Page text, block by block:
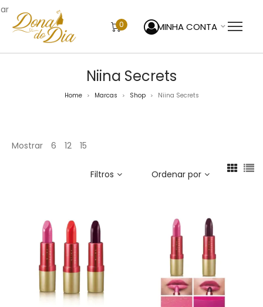
0 MINHA CONTA
Niina Secrets
Home > Marcas > Shop > Niina Secrets
Mostrar 6 12 15
Filtros Ordenar por